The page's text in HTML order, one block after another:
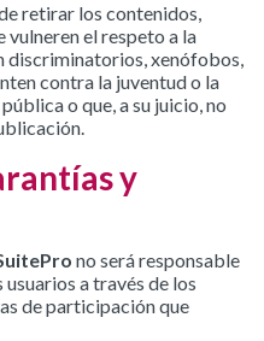
retirar los contenidos,
el respeto a la
discriminatorios, xenófobos,
contra la juventud o la
o que, a su juicio, no
y
no será responsable
a través de los
de participación que